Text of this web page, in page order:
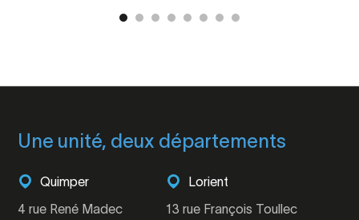
Une unité, deux départements
Quimper
4 rue René Madec
Lorient
13 rue François Toullec